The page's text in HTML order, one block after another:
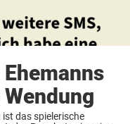
ist das spielerische